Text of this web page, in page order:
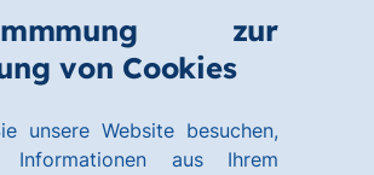
zur
von Cookies
unsere Website besuchen,
Informationen aus Ihrem